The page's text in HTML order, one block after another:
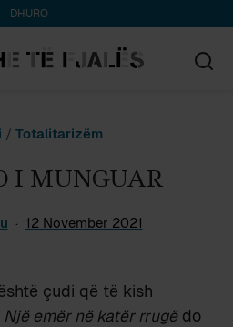
DHURO
/ Totalitarizëm
I MUNGUAR
12 November 2021
çudi që të kish
Një emër në katër rrugë do